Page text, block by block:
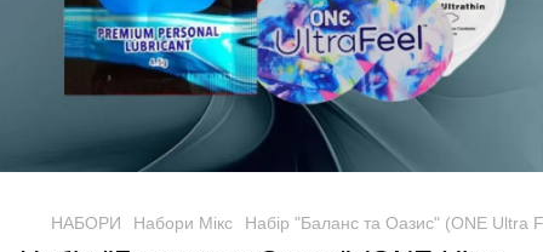
НАБОРИ Набори Мікс Набір "Баланс та Оазис" (ONE Ultra